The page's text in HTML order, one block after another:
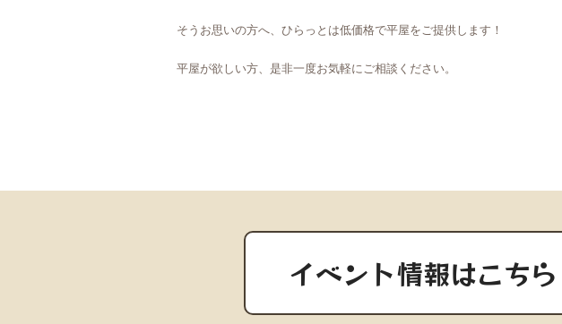
そうお思いの方へ、ひらっとは低価格で平屋をご提供します！
平屋が欲しい方、是非一度お気軽にご相談ください。
イベント情報はこちら